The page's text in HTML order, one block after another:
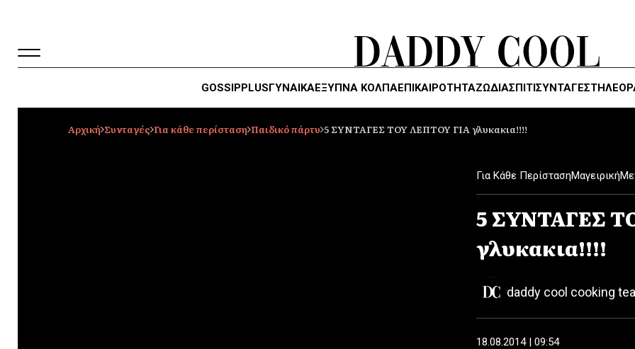
GOSSIPPLUSΓΥΝΑΙΚΑΈΞΥΠΝΑ ΚΌΛΠΑΕΠΙΚΑΙΡΟΤΗΤΑΖΏΔΙΑΣΠΙΤΙΣΥΝΤΑΓΕΣ
Αρχική Συνταγές Για κάθε περίσταση Παιδικό πάρτυ 5 ΣΥΝΤΑΓΕΣ ΤΟΥ ΛΕΠΤΟΥ ΓΙΑ γλυκακια!!!!
Για Κάθε ΠερίστασηΜαγειρική
5 ΣΥΝΤΑΓΕΣ
γλυκακια!!!!
daddy cool cooking
18.08.2014 | 09:54